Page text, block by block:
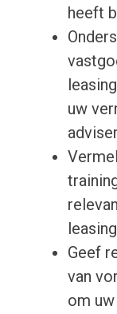
heeft
uw
Geef
van
om